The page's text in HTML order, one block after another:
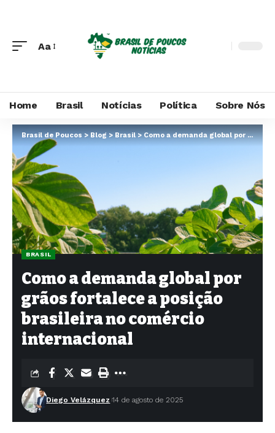
Aa
Home Brasil Notícias Política Sobre Nós
Brasil de Poucos>Blog>Brasil>Como a demanda global por grãos fortalece a posição brasileira no comércio internacional
BRASIL
Como a demanda global por
grãos fortalece a posição
brasileira no comércio
internacional
Diego Velázquez 14 de agosto de 2025